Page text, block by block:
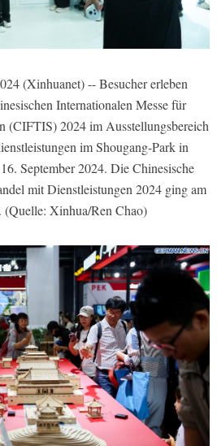
(Xinhuanet) -- Besucher erleben
Internationalen Messe für
(CIFTIS) 2024 im Ausstellungsbereich
im Shougang-Park in
September 2024. Die Chinesische
mit Dienstleistungen 2024 ging am
Xinhua/Ren Chao)